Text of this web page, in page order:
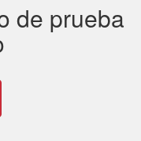
de prueba